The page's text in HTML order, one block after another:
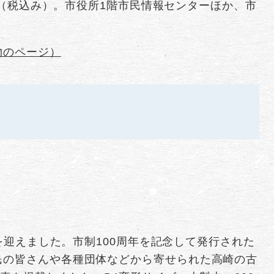
込み）。市役所1階市民情報センターほか、市
ページ）
えました。市制100周年を記念して発行された
皆さんや各種団体などから寄せられた高崎の古